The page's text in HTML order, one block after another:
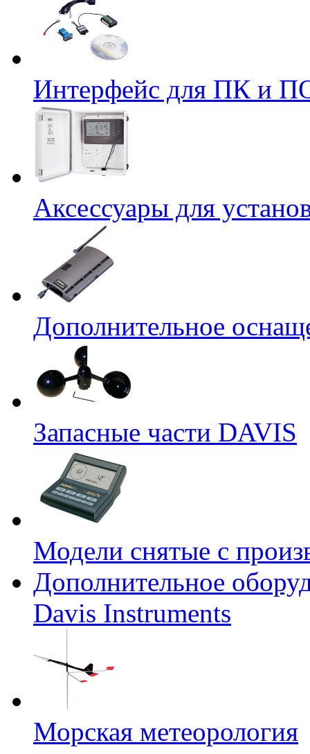
Интерфейс для ПК и
Аксессуары для
Дополнительное
Запасные части DAVIS
Модели снятые с
Дополнительное
Davis Instruments
Морская метеорология